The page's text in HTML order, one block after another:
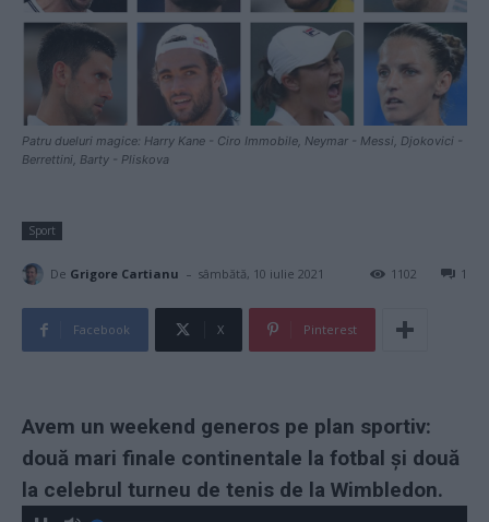
Patru dueluri magice: Harry Kane - Ciro Immobile, Neymar - Messi, Djokovici -
Berrettini, Barty - Pliskova
Sport
De Grigore Cartianu - sâmbătă, 10 iulie 2021 1
1102
Facebook X Pinterest
Avem un weekend generos pe plan sportiv:
două mari finale continentale la fotbal și două
la celebrul turneu de tenis de la Wimbledon.